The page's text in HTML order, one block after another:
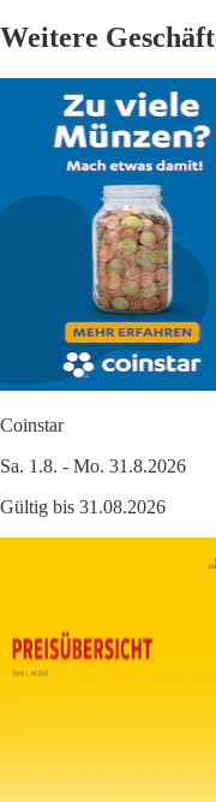
Weitere
Coinstar
Sa. 1.8. - Mo. 31.8.2026
Gültig bis 31.08.2026